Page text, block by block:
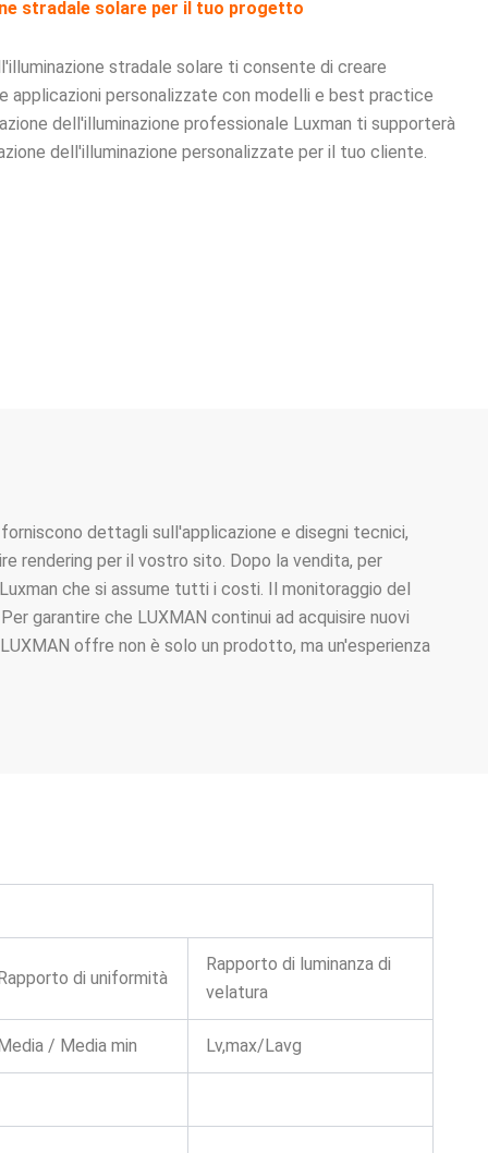
stradale solare per il tuo progetto
stradale solare ti consente di creare
applicazioni personalizzate con modelli e best practice
dell'illuminazione professionale Luxman ti supporterà
dell'illuminazione personalizzate per il tuo cliente.
dettagli sull'applicazione e disegni tecnici,
rendering per il vostro sito. Dopo la vendita, per
che si assume tutti i costi. Il monitoraggio del
garantire che LUXMAN continui ad acquisire nuovi
offre non è solo un prodotto, ma un'esperienza
Rapporto di uniformità
Rapporto di luminanza di
velatura
Media / Media min Lv,max/Lavg